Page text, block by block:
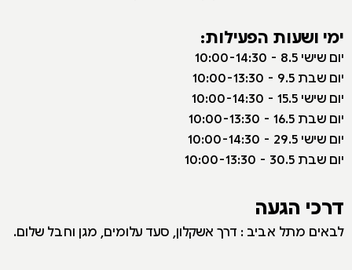
ימי ושעות הפעילות:
יום שישי 8.5 - 10:00-14:30
יום שבת 9.5 - 10:00-13:30
יום שישי 15.5 - 10:00-14:30
יום שבת 16.5 - 10:00-13:30
יום שישי 29.5 - 10:00-14:30
יום שבת 30.5 - 10:00-13:30
דרכי הגעה
לבאים מתל אביב : דרך אשקלון, סעד עלומים, מגן וחבל שלום.